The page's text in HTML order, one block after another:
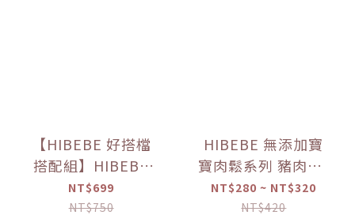
【HIBEBE 好搭檔
搭配組】HIBEBE
常溫大寶寶粥
*1+HIBEBE 無添加
NT$699
NT$750
HIBEBE 無添加寶
寶肉鬆系列 豬肉鬆/
雞肉鬆/旗魚鬆(2包
入/組)（10個月以
NT$280 ~ NT$320
NT$420